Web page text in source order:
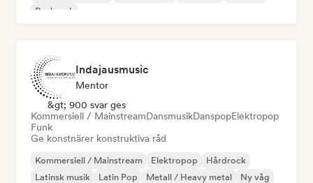
Punkrock
Indajausmusic
Mentor
&gt; 900 svar ges
Kommersiell / MainstreamDansmusikDanspopElektropop
Funk
Ge konstnärer konstruktiva råd
Kommersiell / Mainstream Elektropop
Hårdrock
Latinsk musik
Latin Pop Metall / Heavy metal
Ny våg